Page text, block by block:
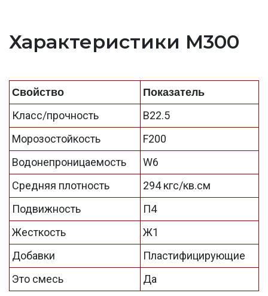
Характеристики М300
Свойство Показатель
Класс/прочность
В22.5
Морозостойкость
F200
Водонепроницаемость
W6
Средняя плотность
294 кгс/кв.см
Подвижность
П4
Жесткость
Ж1
Добавки
Пластифицирующие
Это смесь
Да